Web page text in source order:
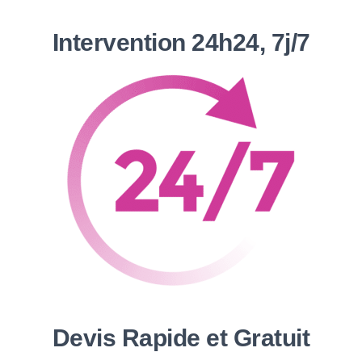
Intervention 24h24, 7j/7
Devis Rapide et Gratuit